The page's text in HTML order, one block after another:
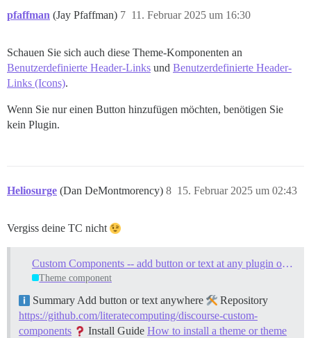
pfaffman (Jay Pfaffman) 11. Februar 2025 um 16:30
7
Schauen Sie sich auch diese Theme-Komponenten an
Benutzerdefinierte Header-Links und Benutzerdefinierte Header-
Links (Icons).
Wenn Sie nur einen Button hinzufügen möchten, benötigen Sie
kein Plugin.
Heliosurge (Dan DeMontmorency) 15. Februar 2025 um 02:43
8
Vergiss deine TC nicht
Custom Components -- add button or text at any plugin outlet
Theme component
Summary Add button or text anywhere
Repository
https://github.com/literatecomputing/discourse-custom-
components
Install Guide How to install a theme or theme